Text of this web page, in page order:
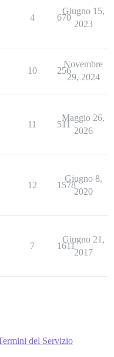
4 670
Giugno 15,
2023
10 256
Novembre
29, 2024
11 511
Maggio 26,
2026
12 1578
Giugno 8,
2020
7 1611
Giugno 21,
2017
del Servizio